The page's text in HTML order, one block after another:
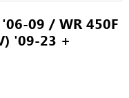
09 / WR 450F
'09-23 +